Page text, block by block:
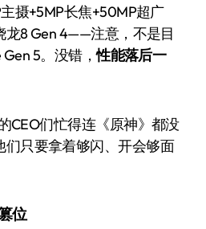
摄+5MP长焦+50MP超广
龙8 Gen 4——注意，不是目
5。没错，性能落后一
CEO们忙得连《原神》都没
们只要拿着够闪、开会够面
位